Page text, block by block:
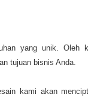
yang unik. Oleh
tujuan bisnis Anda.
kami akan